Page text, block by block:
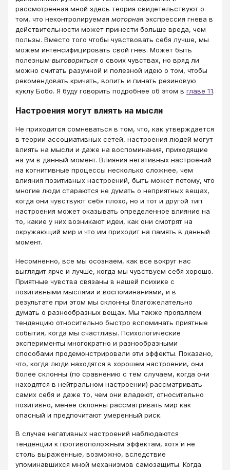
рассмотренная мной здесь теория свидетельствуют о
том, что неконтролируемая моторная экспрессия гнева в
действительности может принести больше вреда, чем
пользы. Вместо того чтобы чувствовать себя лучше, мы
можем интенсифицировать свой гнев. Может быть
полезным выговориться о своих чувствах, но вряд ли
можно считать разумной и полезной идею о том, чтобы
рекомендовать кричать, вопить и пинать резиновую
куклу Бобо. Я буду говорить подробнее об этом в главе 11.
Настроения могут влиять на мысли
Не приходится сомневаться в том, что, как утверждается
в теории ассоциативных сетей, настроения людей могут
влиять на мысли и даже на воспоминания, приходящие
на ум в данный момент. Влияния негативных настроений
на когнитивные процессы несколько сложнее, чем
влияния позитивных настроений, быть может потому, что
многие люди стараются не думать о неприятных вещах,
когда они чувствуют себя плохо, но и тот и другой тип
настроения может оказывать определенное влияние на
то, какие у них возникают идеи, как они смотрят на
окружающий мир и что им приходит на память в данный
момент.
Несомненно, все мы осознаем, как все вокруг нас
выглядит ярче и лучше, когда мы чувствуем себя хорошо.
Приятные чувства связаны в нашей психике с
позитивными мыслями и воспоминаниями, и в
результате при этом мы склонны благожелательно
думать о разнообразных вещах. Мы также проявляем
тенденцию относительно быстро вспоминать приятные
события, когда мы счастливы. Психологические
эксперименты многократно и разнообразными
способами продемонстрировали эти эффекты. Показано,
что, когда люди находятся в хорошем настроении, они
более склонны (по сравнению с тем случаем, когда они
находятся в нейтральном настроении) рассматривать
самих себя и даже то, чем они владеют, относительно
позитивно, менее склонны рассматривать мир как
опасный и предпочитают умеренный риск.
В случае негативных настроений наблюдаются
тенденции к противоположным эффектам, хотя и не
столь выраженные, возможно, вследствие
упоминавшихся мной механизмов самозащиты. Когда